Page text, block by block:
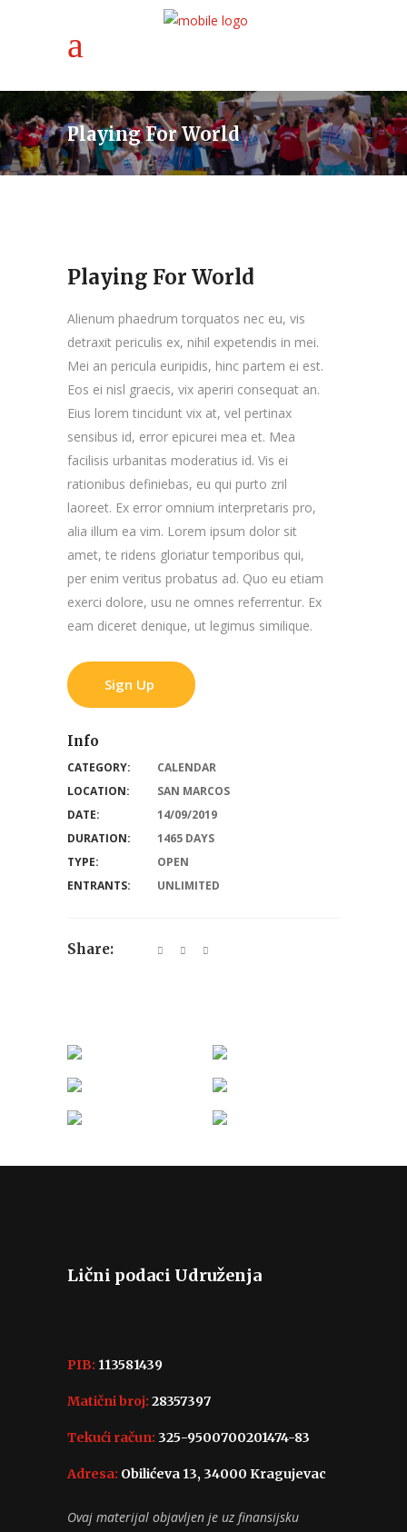
Playing For World
Playing For World
Alienum phaedrum torquatos nec eu, vis
detraxit periculis ex, nihil expetendis in mei.
Mei an pericula euripidis, hinc partem ei est.
Eos ei nisl graecis, vix aperiri consequat an.
Eius lorem tincidunt vix at, vel pertinax
sensibus id, error epicurei mea et. Mea
facilisis urbanitas moderatius id. Vis ei
rationibus definiebas, eu qui purto zril
laoreet. Ex error omnium interpretaris pro,
alia illum ea vim. Lorem ipsum dolor sit
amet, te ridens gloriatur temporibus qui,
per enim veritus probatus ad. Quo eu etiam
exerci dolore, usu ne omnes referrentur. Ex
eam diceret denique, ut legimus similique.
Sign Up
Info
CATEGORY:
CALENDAR
LOCATION:
SAN MARCOS
DATE:
14/09/2019
DURATION:
1465 DAYS
TYPE:
OPEN
ENTRANTS:
UNLIMITED
Share:
Lični podaci Udruženja
PIB: 113581439
Matični broj: 28357397
Tekući račun: 325-9500700201474-83
Adresa: Obilićeva 13, 34000 Kragujevac
Ovaj materijal objavljen je uz finansijsku